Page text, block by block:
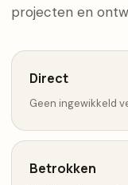
projecten en
Direct
Geen ingewikkeld
Betrokken